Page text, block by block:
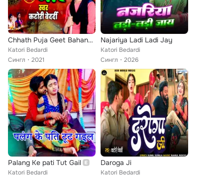
Chhath Puja Geet Bahangi Lachakat Jaay
Katori Bedardi
Сингл
2021
Najariya Ladi Ladi Jay
Katori Bedardi
Сингл
2026
Palang Ke pati Tut Gail
Katori Bedardi
Daroga Ji
Katori Bedardi